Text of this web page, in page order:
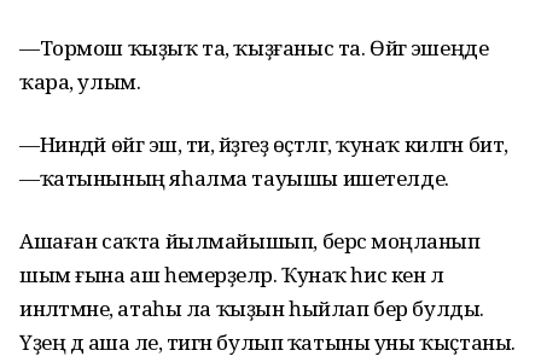
—Тормош ҡыҙыҡ та, ҡыҙғаныс та. Өйгә эшеңде
ҡара, улым.
—Ниндәй өйгә эш, ти, әйҙәгеҙ өҫтәлгә, ҡунаҡ килгән бит,
—ҡатынының яһалма тауышы ишетелде.
Ашаған саҡта йылмайышып, берсә моңланып
шым ғына аш һемерҙеләр. Ҡунаҡ һис кенә лә
инәлтмәне, атаһы ла ҡыҙын һыйлап бер булды.
Үҙең дә аша әле, тигән булып ҡатыны уны ҡыҫтаны.